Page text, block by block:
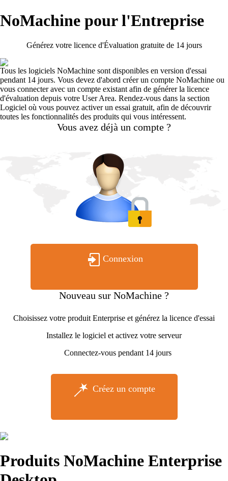
NoMachine pour l'Entreprise
Générez votre licence d'Évaluation gratuite de 14 jours
Tous les logiciels NoMachine sont disponibles en version d'essai
pendant 14 jours. Vous devez d'abord créer un compte NoMachine ou
vous connecter avec un compte existant afin de générer la licence
d'évaluation depuis votre User Area. Rendez-vous dans la section
Logiciel où vous pouvez activer un essai gratuit, afin de découvrir
toutes les fonctionnalités des produits qui vous intéressent.
Vous avez déjà un compte ?
Connexion
Nouveau sur NoMachine ?
Choisissez votre produit Enterprise et générez la licence d'essai
Installez le logiciel et activez votre serveur
Connectez-vous pendant 14 jours
Créez un compte
Produits NoMachine Enterprise